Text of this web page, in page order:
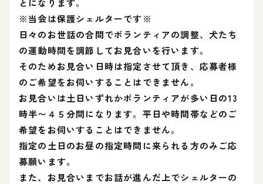
とになります。
※当会は保護シェルターです※
日々のお世話の合間でボランティアの調整、犬たち
の運動時間を調節してお見合いを行います。
そのためお見合い日時は指定させて頂き、応募者様
のご希望をお伺いすることはできません。
お見合いは土日いずれかボランティアが多い日の13
時半〜４５分間になります。平日や時間帯などのご
希望をお伺いすることはできません。
指定の土日のお昼の指定時間に来られる方のみご応
募願います。
また、お見合いまでお話が進んだ上でシェルターの